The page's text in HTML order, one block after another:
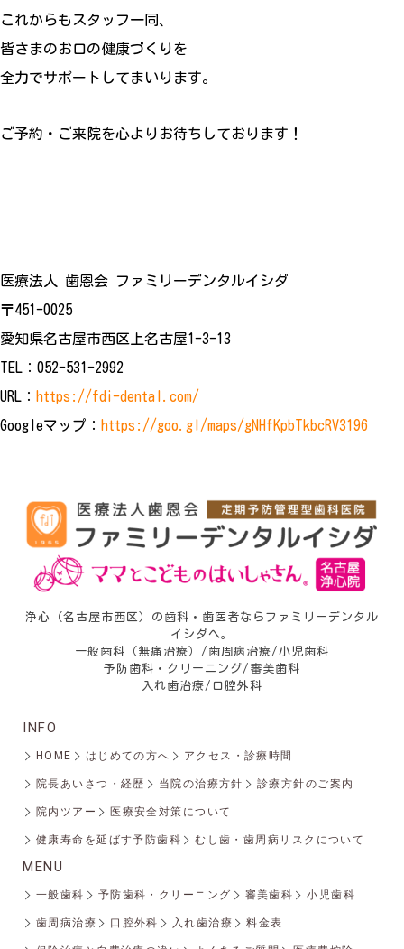
これからもスタッフ一同、
皆さまのお口の健康づくりを
全力でサポートしてまいります。
ご予約・ご来院を心よりお待ちしております！
医療法人 歯恩会 ファミリーデンタルイシダ
〒451-0025
愛知県名古屋市西区上名古屋1-3-13
TEL：052-531-2992
URL： https://fdi-dental.com/
Googleマップ： https://goo.gl/maps/gNHfKpbTkbcRV3196
浄心（名古屋市西区）の歯科・歯医者ならファミリーデンタル
イシダへ。
一般歯科（無痛治療）/歯周病治療/小児歯科
予防歯科・クリーニング/審美歯科
入れ歯治療/口腔外科
INFO
HOME はじめての方へ アクセス・診療時間
院長あいさつ・経歴 当院の治療方針 診療方針のご案内
院内ツアー 医療安全対策について
健康寿命を延ばす予防歯科 むし歯・歯周病リスクについて
MENU
一般歯科 予防歯科・クリーニング 審美歯科 小児歯科
歯周病治療 口腔外科 入れ歯治療 料金表